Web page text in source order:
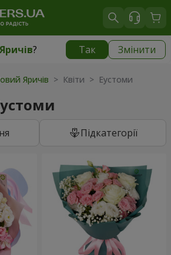
? Так Змінити
| безкоштовно
Яричів > Квіти > Еустоми
Підкатегорії